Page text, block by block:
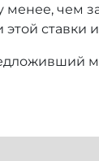
менее, чем
ставки